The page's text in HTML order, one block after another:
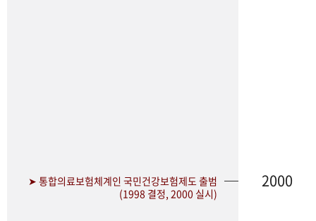
➤ 통합의료보험체계인 국민건강보험제도 출범
(1998 결정, 2000 실시)
2000